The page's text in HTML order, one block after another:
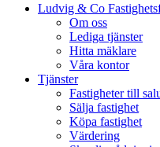
Ludvig & Co
Om oss
Lediga tjänster
Hitta mäklare
Våra kontor
Tjänster
Fastigheter till
Sälja fastighet
Köpa fastighet
Värdering